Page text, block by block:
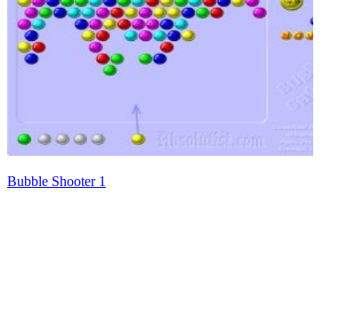
Bubble Shooter 1